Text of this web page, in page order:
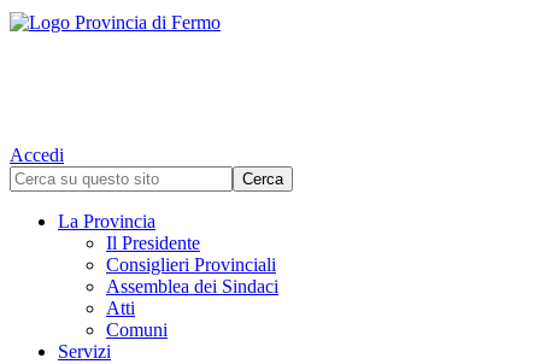
Accedi
La Provincia
Il Presidente
Consiglieri Provinciali
Assemblea dei Sindaci
Atti
Comuni
Servizi